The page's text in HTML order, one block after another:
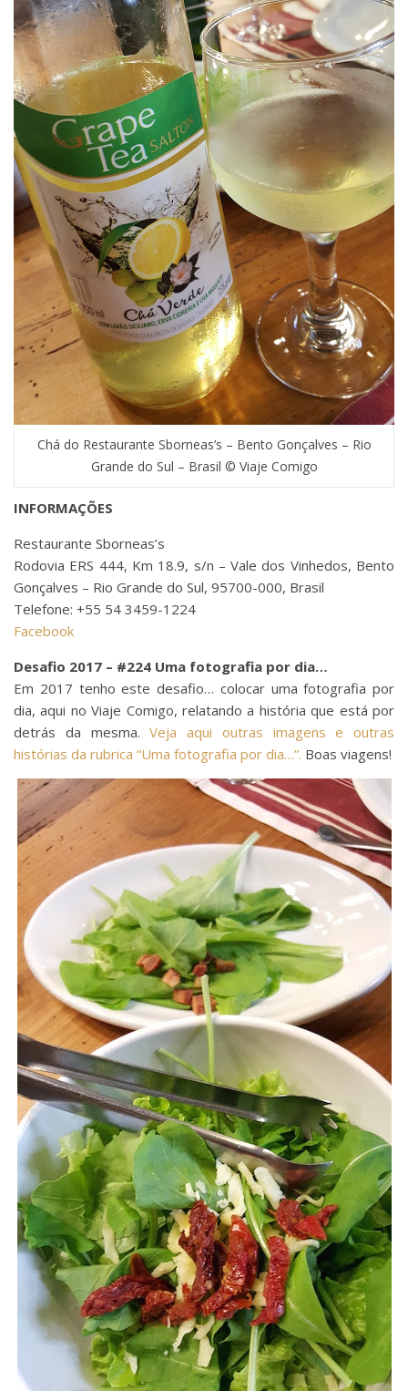
Chá do Restaurante Sborneas’s – Bento Gonçalves – Rio
Grande do Sul – Brasil © Viaje Comigo
INFORMAÇÕES
Restaurante Sborneas’s
Rodovia ERS 444, Km 18.9, s/n – Vale dos Vinhedos, Bento
Gonçalves – Rio Grande do Sul, 95700-000, Brasil
Telefone: +55 54 3459-1224
Facebook
Desafio 2017 – #224 Uma fotografia por dia…
Em 2017 tenho este desafio… colocar uma fotografia por
dia, aqui no Viaje Comigo, relatando a história que está por
detrás da mesma.Veja aqui outras imagens e outras
histórias da rubrica “Uma fotografia por dia…”. Boas viagens!